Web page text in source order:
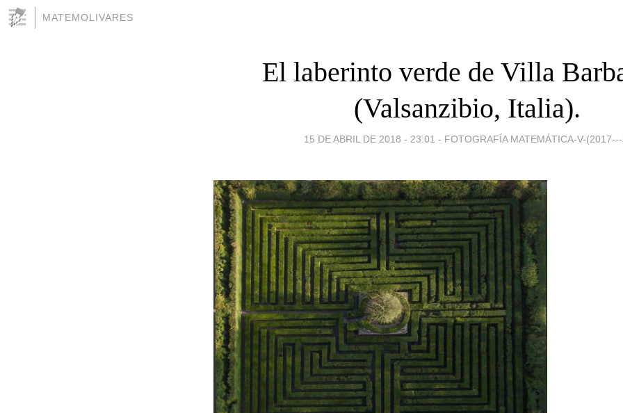
MATEMOLIVARES
El laberinto verde de Villa
(Valsanzibio, Italia).
15 DE ABRIL DE 2018 - 23:01 - FOTOGRAFÍA MATEMÁTICA-V-